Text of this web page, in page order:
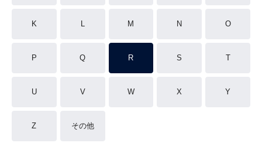
K L M N O
P Q R S T
U V W X Y
Z その他